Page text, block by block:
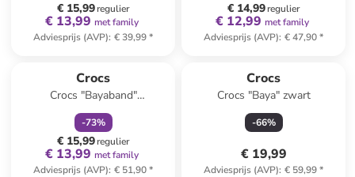
€ 15,99regulier
€ 13,99 met family
Adviesprijs (AVP): € 39,99*
€ 14,99regulier
€ 12,99 met family
Adviesprijs (AVP): € 47,90*
Crocs
Crocs "Bayaband"
zwart/lichtblauw
-73%
€ 15,99regulier
€ 13,99 met family
Adviesprijs (AVP): € 51,90*
Crocs
Crocs "Baya" zwart
-66%
€ 19,99
Adviesprijs (AVP): € 59,99*